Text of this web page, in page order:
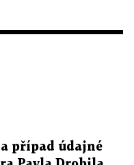
případ údajné